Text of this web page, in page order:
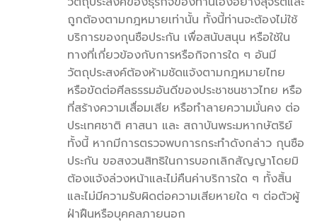
ถูกต้องตามกฎหมายเท่านั้น ทั้งนี้ท่านจะต้องไม่ใช้
บริการของกุนซือประกัน เพื่อสนับสนุน หรือใช้ใน
ทางที่เกี่ยวข้องกับการหรือกิจการใด ๆ อันมี
วัตถุประสงค์ต้องห้ามชัดแจ้งตามกฎหมายไทย
หรือขัดต่อศีลธรรมอันดีของประชาชนชาวไทย หรือ
ที่สร้างความเสื่อมเสีย หรือทำลายความมั่นคง ต่อ
ประเทศชาติ ศาสนา และ สถาบันพระมหากษัตริย์
ทั้งนี้ หากมีการตรวจพบการกระทำดังกล่าว กุนซือ
ประกัน ขอสงวนสิทธิในการบอกเลิกสัญญาโดยมิ
ต้องแจ้งล่วงหน้าและไม่คืนค่าบริการใด ๆ ทั้งสิ้น
และไม่มีความรับผิดต่อความเสียหายใด ๆ ต่อตัวผู้
ฝ่าฝืนหรือบุคคลภายนอก